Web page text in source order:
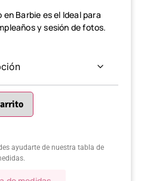
Barbie es el Ideal para
y sesión de fotos.
ayudarte de nuestra tabla de